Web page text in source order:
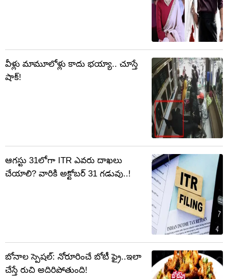
వీళ్లు మామూలోళ్లు కాదు భయ్యా.. చూస్తే
షాక్!
ఆగస్టు 31లోగా ITR ఎవరు దాఖలు
చేయాలి? వారికి అక్టోబర్‌ 31 గడువు..!
బోనాల స్పెషల్: నోరూరించే బోటీ ఫ్రై..ఇలా
చేస్తే రుచి అదిరిపోతుంది!